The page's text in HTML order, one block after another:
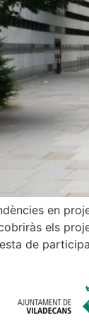
en
els
de